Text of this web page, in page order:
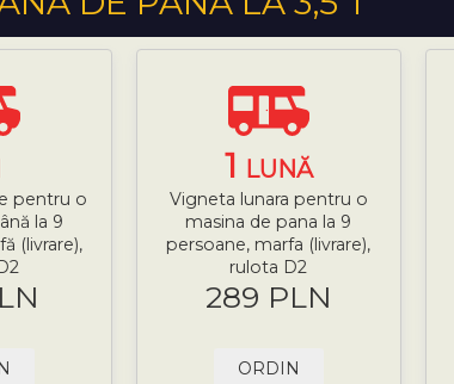
pentru o
la 9
(livrare),
1 LUNĂ
Vigneta lunara pentru o
masina de pana la 9
persoane, marfa (livrare),
rulota D2
289 PLN
ORDIN